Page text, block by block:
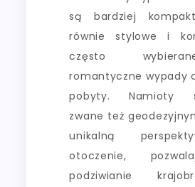
są bardziej
równie stylowe i
często
romantyczne wypady
pobyty. Namioty
zwane też
unikalną
otoczenie,
podziwianie